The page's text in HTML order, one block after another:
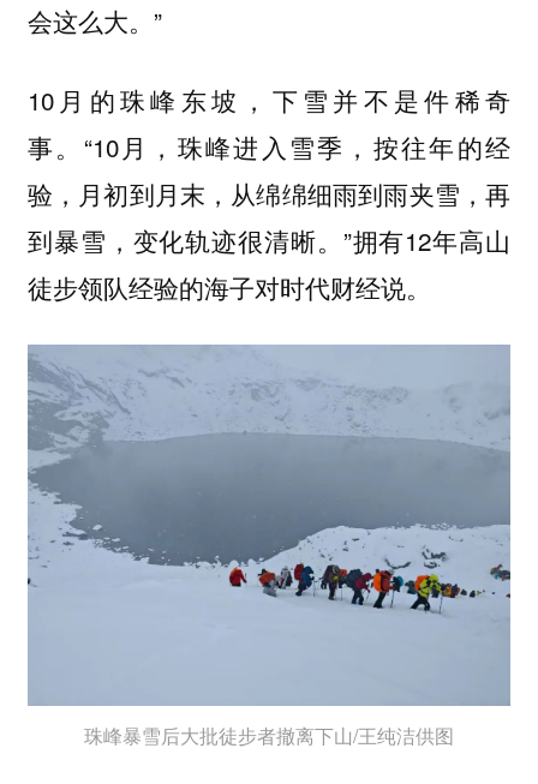
会这么大。”
10月的珠峰东坡，下雪并不是件稀奇
事。“10月，珠峰进入雪季，按往年的经
验，月初到月末，从绵绵细雨到雨夹雪，再
到暴雪，变化轨迹很清晰。”拥有12年高山
徒步领队经验的海子对时代财经说。
珠峰暴雪后大批徒步者撤离下山/王纯洁供图